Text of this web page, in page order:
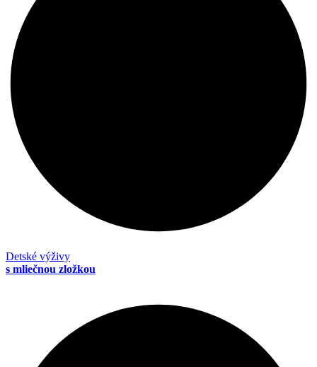
Detské výživy
s mliečnou zložkou